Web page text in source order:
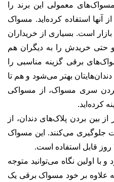
معمولی این برند را
آنها استفاده کرده‌اید. مسواک
است. بسیاری از خریداران
حتی خریدش را به دیگران هم
برقی گزینه مناسبی را
بهتر می‌شود و هم تا
کردن سری مسواک، از مسواکی
کرده‌اید.
بین بردن پلاک‌های دندان، از
جلوگیری می‌کنند. این مسواک
.
با اولین نگاه می‌توانید متوجه
علاوه بر خود مسواک برقی یک